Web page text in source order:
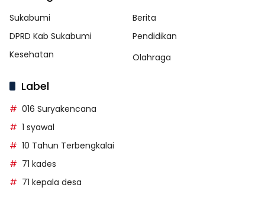
Sukabumi
Berita
DPRD Kab Sukabumi
Pendidikan
Kesehatan
Olahraga
Label
016 Suryakencana
1 syawal
10 Tahun Terbengkalai
71 kades
71 kepala desa